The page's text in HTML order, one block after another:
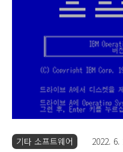
이라고 나옵니다. 계속 로딩
OS/2 H2.0 사용자들은 위한
봅니다. 윈도우 3.1 또한 지원
려주는 화면입니다. 키보드..
기타 소프트웨어 2022. 6.